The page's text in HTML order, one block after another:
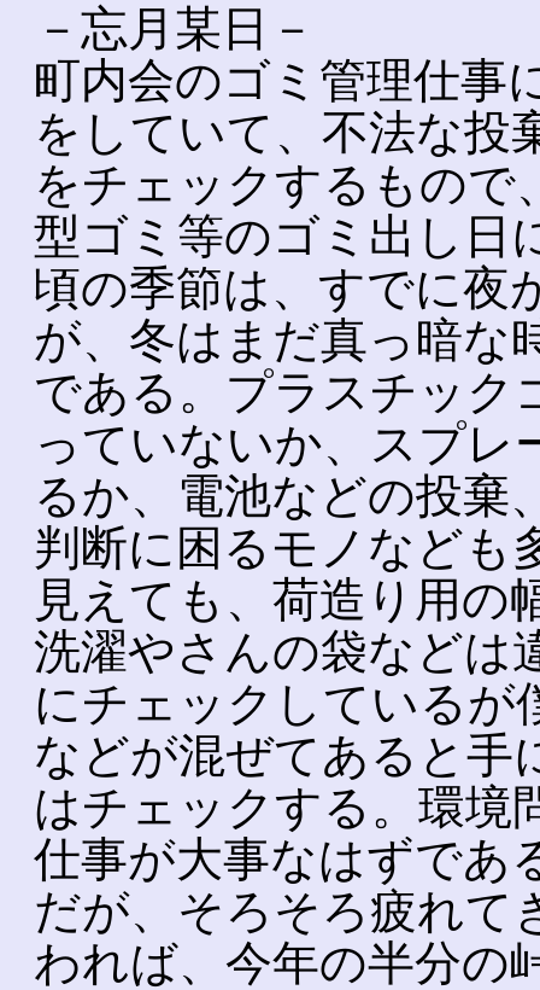
－忘月某日－
町内会のゴミ管理仕事
をしていて、不法な投
をチェックするもので
型ゴミ等のゴミ出し日
頃の季節は、すでに夜
が、冬はまだ真っ暗な
である。プラスチック
っていないか、スプレ
るか、電池などの投棄
判断に困るモノなども
見えても、荷造り用の
洗濯やさんの袋などは
にチェックしているが
などが混ぜてあると手
はチェックする。環境
仕事が大事なはずであ
だが、そろそろ疲れて
われば、今年の半分の